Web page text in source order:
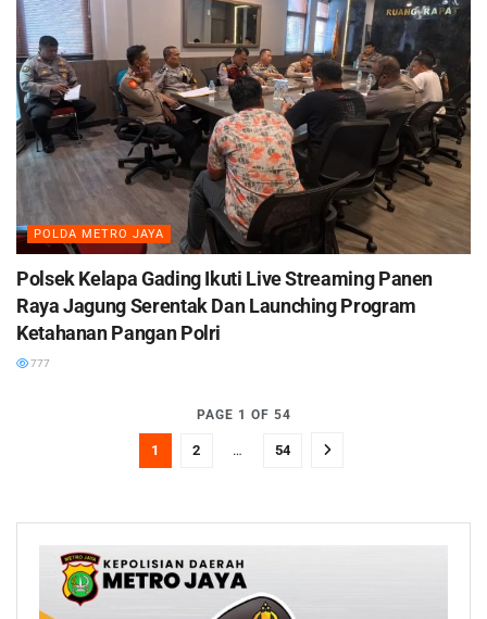
POLDA METRO JAYA
Polsek Kelapa Gading Ikuti Live Streaming Panen
Raya Jagung Serentak Dan Launching Program
Ketahanan Pangan Polri
777
PAGE 1 OF 54
1 2 … 54